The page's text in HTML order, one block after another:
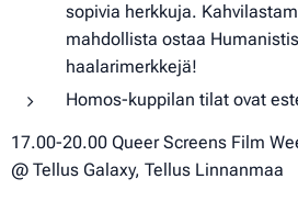
sopivia herkkuja.
mahdollista ostaa
haalarimerkkejä!
Homos-kuppilan tilat ovat
17.00-20.00 Queer Screens Film
@ Tellus Galaxy, Tellus Linnanmaa